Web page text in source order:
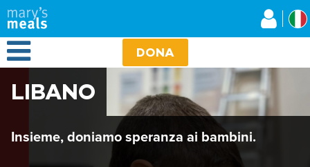
Salta
al
contenuto
principale
Open Menu DONA
LIBANO
Insieme, doniamo speranza ai bambini.